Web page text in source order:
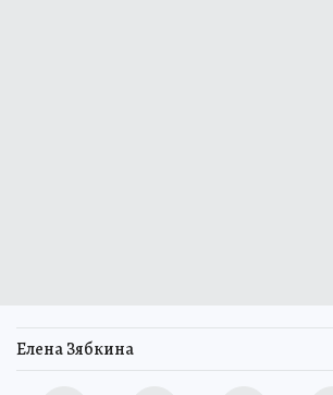
Елена Зябкина